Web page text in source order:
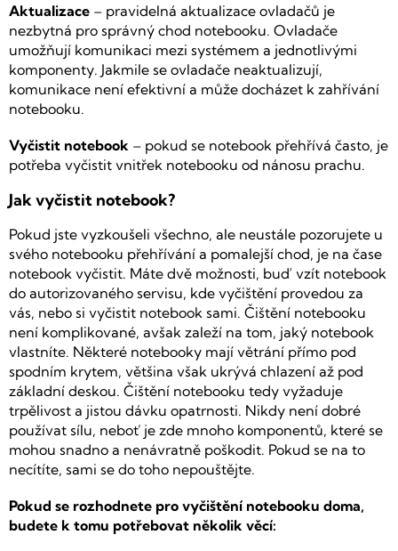
Aktualizace – pravidelná aktualizace ovladačů je
nezbytná pro správný chod notebooku. Ovladače
umožňují komunikaci mezi systémem a jednotlivými
komponenty. Jakmile se ovladače neaktualizují,
komunikace není efektivní a může docházet k zahřívání
notebooku.
Vyčistit notebook – pokud se notebook přehřívá často, je
potřeba vyčistit vnitřek notebooku od nánosu prachu.
Jak vyčistit notebook?
Pokud jste vyzkoušeli všechno, ale neustále pozorujete u
svého notebooku přehřívání a pomalejší chod, je na čase
notebook vyčistit. Máte dvě možnosti, buď vzít notebook
do autorizovaného servisu, kde vyčištění provedou za
vás, nebo si vyčistit notebook sami. Čištění notebooku
není komplikované, avšak zaleží na tom, jaký notebook
vlastníte. Některé notebooky mají větrání přímo pod
spodním krytem, většina však ukrývá chlazení až pod
základní deskou. Čištění notebooku tedy vyžaduje
trpělivost a jistou dávku opatrnosti. Nikdy není dobré
používat sílu, neboť je zde mnoho komponentů, které se
mohou snadno a nenávratně poškodit. Pokud se na to
necítíte, sami se do toho nepouštějte.
Pokud se rozhodnete pro vyčištění notebooku doma,
budete k tomu potřebovat několik věcí: